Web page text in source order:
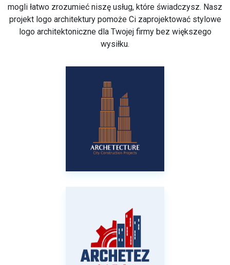
mogli łatwo zrozumieć niszę usług, które świadczysz. Nasz
projekt logo architektury pomoże Ci zaprojektować stylowe
logo architektoniczne dla Twojej firmy bez większego
wysiłku.